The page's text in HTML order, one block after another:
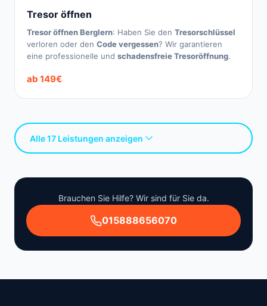
Tresor öffnen
Tresor öffnen Berglern: Haben Sie den Tresorschlüssel
verloren oder den Code vergessen? Wir garantieren
eine professionelle und schadensfreie Tresoröffnung.
ab 149€
Alle 17 Leistungen anzeigen
Brauchen Sie Hilfe? Wir sind für Sie da.
015888656070